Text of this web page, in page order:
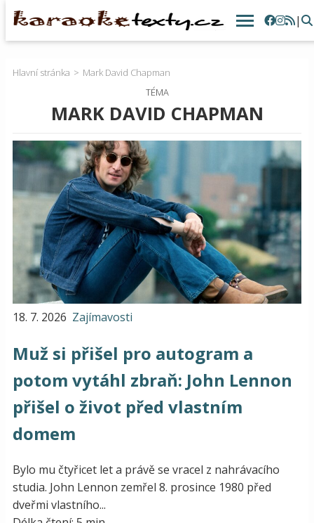
|
Hlavní stránka
Mark David Chapman
TÉMA
MARK DAVID CHAPMAN
18. 7. 2026 Zajímavosti
Muž si přišel pro autogram a
potom vytáhl zbraň: John Lennon
přišel o život před vlastním
domem
Bylo mu čtyřicet let a právě se vracel z nahrávacího
studia. John Lennon zemřel 8. prosince 1980 před
dveřmi vlastního...